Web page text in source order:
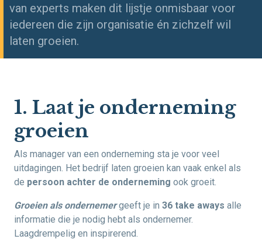
van experts maken dit lijstje onmisbaar voor
iedereen die zijn organisatie én zichzelf wil
laten groeien.
1. Laat je onderneming
groeien
Als manager van een onderneming sta je voor veel
uitdagingen. Het bedrijf laten groeien kan vaak enkel als
de persoon achter de onderneming ook groeit.
Groeien als ondernemergeeft je in 36 take aways alle
informatie die je nodig hebt als ondernemer.
Laagdrempelig en inspirerend.